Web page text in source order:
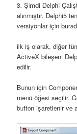
3. Şimdi Delphi
alınmıştır. Delphi5
versiyonlar için
ilk iş olarak, diğer
ActiveX bileşeni
edilir.
Bunun için
menü öğesi seçilir.
button işaretlenir ve